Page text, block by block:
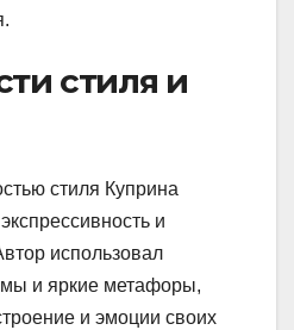
стиля и
стиля Куприна
и
использовал
и яркие метафоры,
и эмоции своих